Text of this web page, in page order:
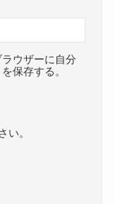
ウザーに自分
保存する。
い。